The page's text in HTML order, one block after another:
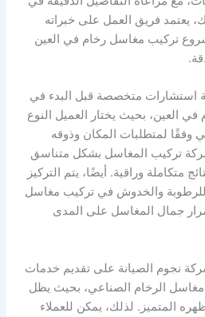
يعتمد فريق العمل على خبراته
تركيب مغاسل رخام في العين
استشارات متخصصة قبل البدء في
العين، بحيث يختار العميل النوع
وفقًا لمتطلبات المكان وذوقه
تركيب المغاسل بشكل متناسق
متكاملة وراقية. أيضًا، يتم التركيز
والخدوش في تركيب مغاسل
جمال المغاسل على المدى
نجوم الصيانة على تقديم خدمات
مغاسل الرخام الصناعي، بحيث يظل
المتميز. لذلك، يمكن للعملاء